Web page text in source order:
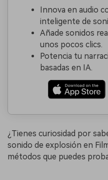
Innova en audio
inteligente de
Añade sonidos
unos pocos clics.
Potencia tu
basadas en IA.
¿Tienes curiosidad por
sonido de explosión en
métodos que puedes